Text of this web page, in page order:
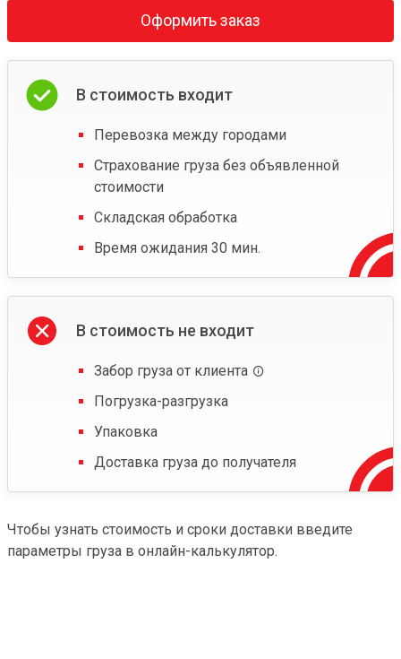
Оформить заказ
В стоимость входит
Перевозка между городами
Страхование груза без объявленной
стоимости
Складская обработка
Время ожидания 30 мин.
В стоимость не входит
Забор груза от клиента
Погрузка-разгрузка
Упаковка
Доставка груза до получателя
Чтобы узнать стоимость и сроки доставки введите
параметры груза в онлайн-калькулятор.